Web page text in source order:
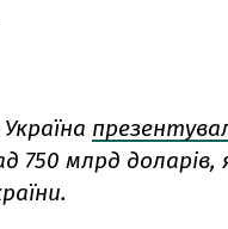
750 млрд